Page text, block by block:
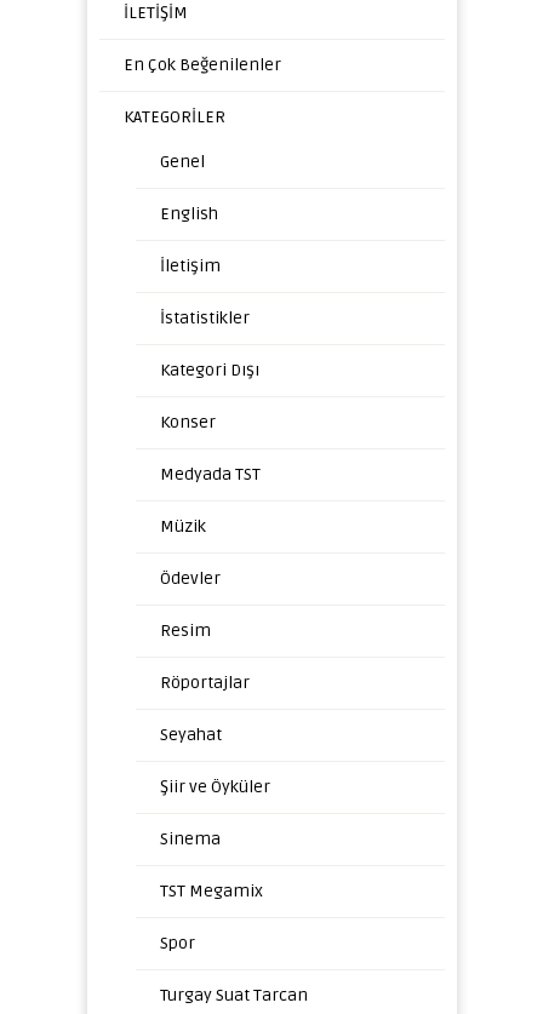
İLETİŞİM
En Çok Beğenilenler
KATEGORİLER
Genel
English
İletişim
İstatistikler
Kategori Dışı
Konser
Medyada TST
Müzik
Ödevler
Resim
Röportajlar
Seyahat
Şiir ve Öyküler
Sinema
TST Megamix
Spor
Turgay Suat Tarcan